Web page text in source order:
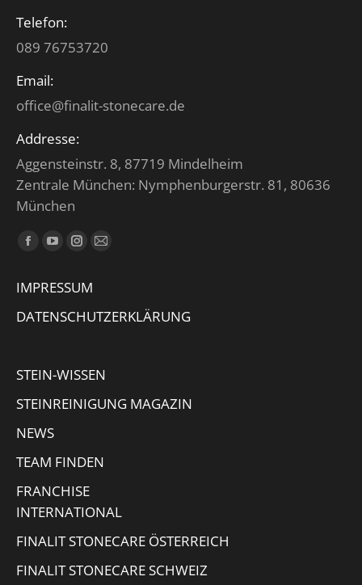
Telefon:
089 76753720
Email:
office@finalit-stonecare.de
Addresse:
Aggensteinstr. 8, 87719 Mindelheim
Zentrale München: Nymphenburgerstr. 81, 80636
München
Finden Sie uns auf:
Facebook
opens
in
YouTube
opens
in
Instagram
opens
in
E-
opens
window
IMPRESSUM
DATENSCHUTZERKLÄRUNG
STEIN-WISSEN
STEINREINIGUNG MAGAZIN
NEWS
TEAM FINDEN
FRANCHISE
INTERNATIONAL
FINALIT STONECARE ÖSTERREICH
FINALIT STONECARE SCHWEIZ